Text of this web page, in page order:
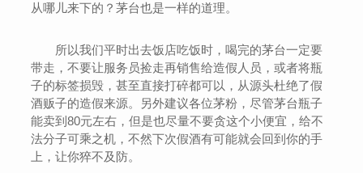
从哪儿来下的？茅台也是一样的道理。
所以我们平时出去饭店吃饭时，喝完的茅台一定要
带走，不要让服务员捡走再销售给造假人员，或者将瓶
子的标签损毁，甚至直接打碎都可以，从源头杜绝了假
酒贩子的造假来源。另外建议各位茅粉，尽管茅台瓶子
能卖到80元左右，但是也尽量不要贪这个小便宜，给不
法分子可乘之机，不然下次假酒有可能就会回到你的手
上，让你猝不及防。